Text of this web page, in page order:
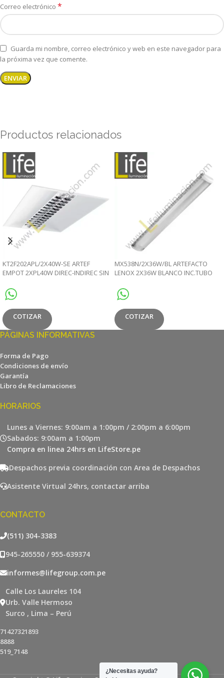
Correo electrónico *
Guarda mi nombre, correo electrónico y web en este navegador para
la próxima vez que comente.
Productos relacionados
KT2F202APL/2X40W-SE ARTEF
EMPOT 2XPL40W DIREC-INDIREC SIN
COTIZAR
MX538N/2X36W/BL ARTEFACTO
LENOX 2X36W BLANCO INC.TUBO
COTIZAR
PÁGINAS INFORMATIVAS
Forma de Pago
Condiciones de envío
Garantía
Libro de Reclamaciones
HORARIOS
Lunes a Viernes: 9:00am a 1:00pm / 2:00pm a 6:00pm
Sabados: 9:00am a 1:00pm
Compra en linea 24hrs en LifeStore.pe
Despachos previa coordinación con Area de Despachos
Asistente Virtual 24hrs, contactar arriba
CONTACTO
(511) 304-3383
945-265550 / 955-639374
informes@lifegroup.com.pe
Calle Los Laureles 104
Urb. Valle Hermoso
Surco , Lima – Perú
71427321893
8888
519_7148
¿Necesitas ayuda?